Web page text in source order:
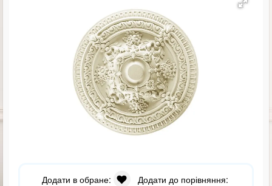
Додати в обране: Додати до порівняння: